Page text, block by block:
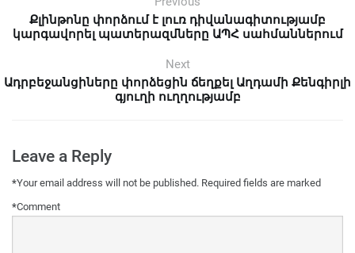
Քլինթոնը փորձում է լուռ դիվանագիտությամբ
կարգավորել պատերազմները ԱՊՀ սահմաններում
Next
Ադրբեջանցիները փորձեցին ճեղքել Աղդամի Քենգիրլի
գյուղի ուղղությամբ
Leave a Reply
Your email address will not be published. Required fields are marked
*
Comment
*